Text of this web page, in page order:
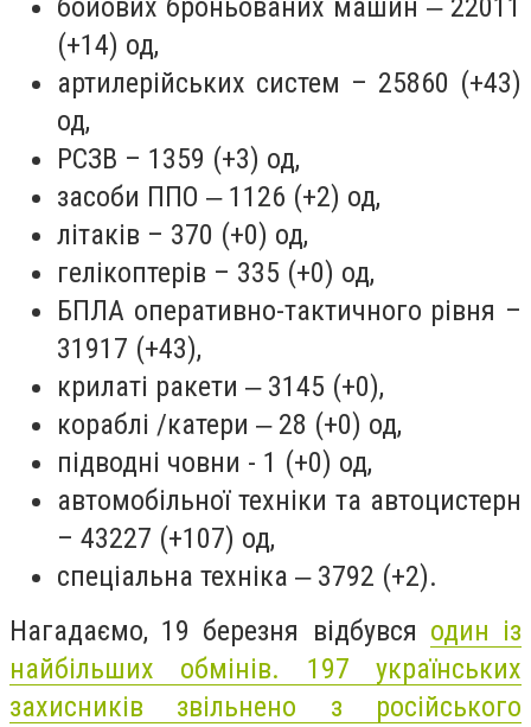
бойових броньованих машин ‒ 22011
(+14) од,
артилерійських систем – 25860 (+43)
од,
РСЗВ – 1359 (+3) од,
засоби ППО ‒ 1126 (+2) од,
літаків – 370 (+0) од,
гелікоптерів – 335 (+0) од,
БПЛА оперативно-тактичного рівня –
31917 (+43),
крилаті ракети ‒ 3145 (+0),
кораблі /катери ‒ 28 (+0) од,
підводні човни - 1 (+0) од,
автомобільної техніки та автоцистерн
– 43227 (+107) од,
спеціальна техніка ‒ 3792 (+2).
Нагадаємо, 19 березня відбувся один із
найбільших обмінів. 197 українських
захисників звільнено з російського